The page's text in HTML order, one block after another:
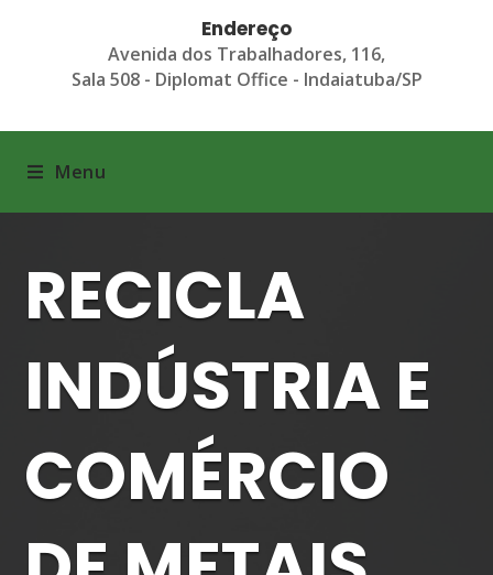
Endereço
Avenida dos Trabalhadores, 116,
Sala 508 - Diplomat Office - Indaiatuba/SP
Menu
RECICLA
INDÚSTRIA E
COMÉRCIO